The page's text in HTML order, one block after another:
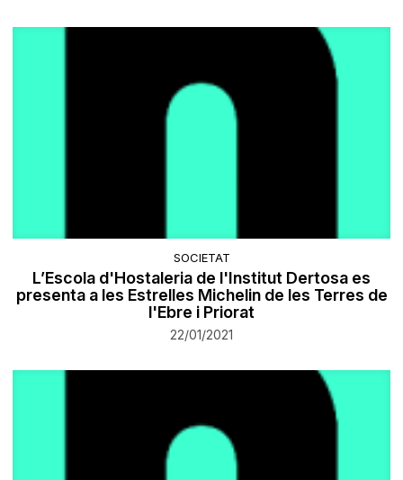
SOCIETAT
L’Escola d'Hostaleria de l'Institut Dertosa es
presenta a les Estrelles Michelin de les Terres de
l'Ebre i Priorat
22/01/2021